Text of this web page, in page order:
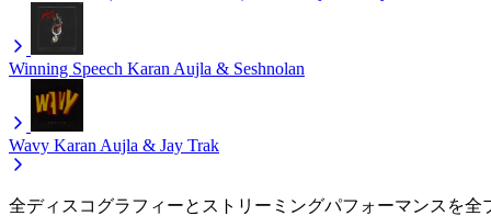
Winning Speech Karan Aujla & Seshnolan
Wavy Karan Aujla & Jay Trak
全ディスコグラフィーとストリーミングパフォーマンスを全